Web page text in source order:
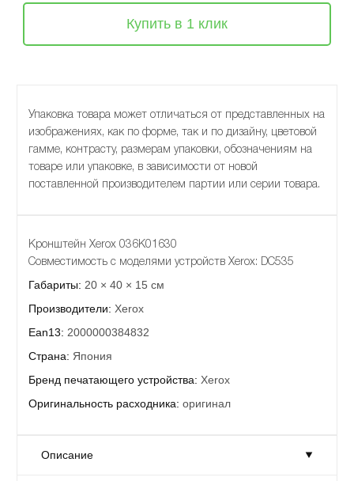
Купить в 1 клик
Упаковка товара может отличаться от представленных на
изображениях, как по форме, так и по дизайну, цветовой
гамме, контрасту, размерам упаковки, обозначениям на
товаре или упаковке, в зависимости от новой
поставленной производителем партии или серии товара.
Кронштейн Xerox 036K01630
Совместимость с моделями устройств Xerox: DC535
Габариты: 20 × 40 × 15 см
Производители: Xerox
Ean13: 2000000384832
Страна: Япония
Бренд печатающего устройства: Xerox
Оригинальность расходника: оригинал
Описание